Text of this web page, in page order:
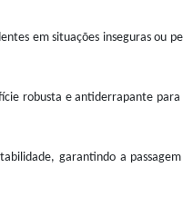
em situações inseguras ou
robusta e antiderrapante
garantindo a